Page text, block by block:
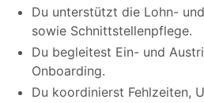
Du unterstützt die Lohn-
sowie Schnittstellenpflege.
Du begleitest Ein- und
Onboarding.
Du koordinierst Fehlzeiten,